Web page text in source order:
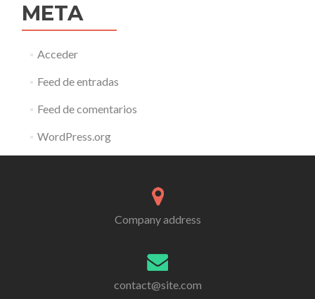
META
Acceder
Feed de entradas
Feed de comentarios
WordPress.org
Company address
contact@site.com